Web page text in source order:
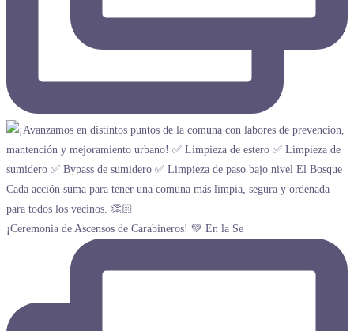
¡Ceremonia de Ascensos de Carabineros! 💚 En la Se